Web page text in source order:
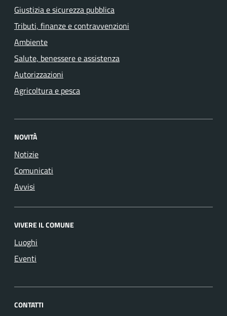
Giustizia e sicurezza pubblica
Tributi, finanze e contravvenzioni
Ambiente
Salute, benessere e assistenza
Autorizzazioni
Agricoltura e pesca
NOVITÀ
Notizie
Comunicati
Avvisi
VIVERE IL COMUNE
Luoghi
Eventi
CONTATTI